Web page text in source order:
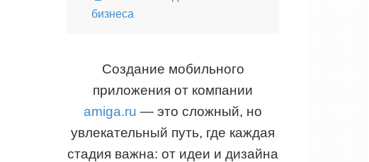
бизнеса
Создание мобильного
приложения от компании
amiga.ru — это сложный, но
увлекательный путь, где каждая
стадия важна: от идеи и дизайна